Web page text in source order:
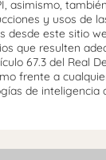
asimismo,
y usos de
desde este sitio
que resulten
67.3 del Real
frente a
de inteligencia